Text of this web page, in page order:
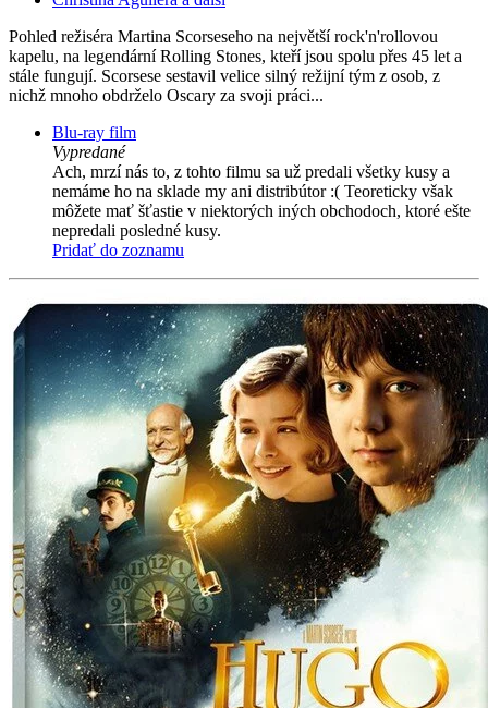
Pohled režiséra Martina Scorseseho na největší rock'n'rollovou
kapelu, na legendární Rolling Stones, kteří jsou spolu přes 45 let a
stále fungují. Scorsese sestavil velice silný režijní tým z osob, z
nichž mnoho obdrželo Oscary za svoji práci...
Blu-ray film
Vypredané
Ach, mrzí nás to, z tohto filmu sa už predali všetky kusy a
nemáme ho na sklade my ani distribútor :( Teoreticky však
môžete mať šťastie v niektorých iných obchodoch, ktoré ešte
nepredali posledné kusy.
Pridať do zoznamu